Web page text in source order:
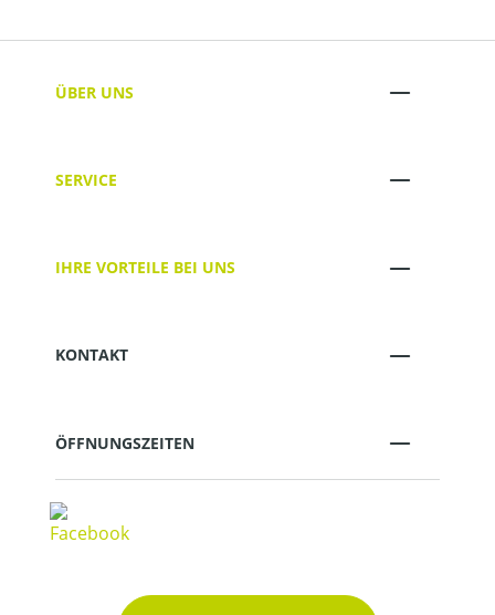
ÜBER UNS
SERVICE
IHRE VORTEILE BEI UNS
KONTAKT
ÖFFNUNGSZEITEN